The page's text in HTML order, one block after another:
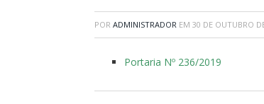
POR ADMINISTRADOR EM 30 DE OUTUBRO
Portaria Nº 236/2019